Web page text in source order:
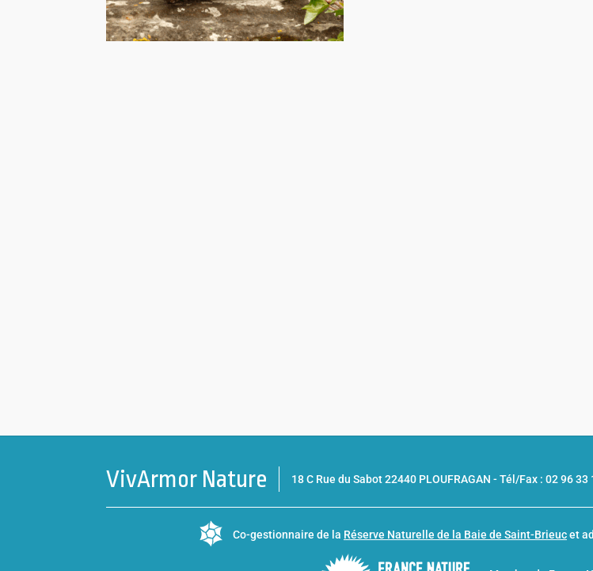
VivArmor Nature 18 C Rue du Sabot 22440 PLOUFRAGAN -Tél/Fax : 02 96 33
Co-gestionnaire de la Réserve Naturelle de la Baie de Saint-Brieucet